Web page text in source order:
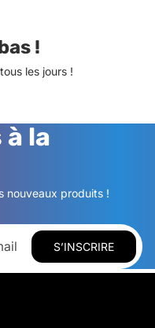
!
les jours !
la
nouveaux produits !
S’INSCRIRE